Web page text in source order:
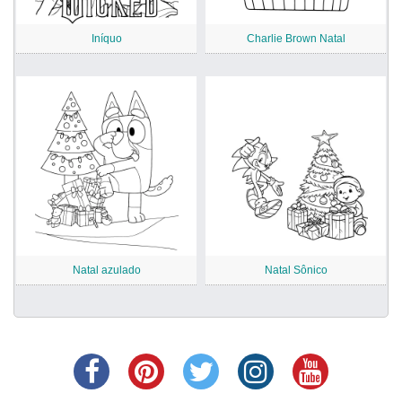
Iníquo Charlie Brown Natal
Natal azulado Natal Sônico